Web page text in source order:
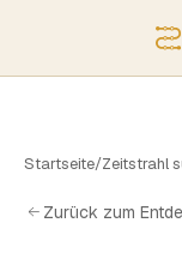
Startseite/Zeitstrahl
Zurück zum